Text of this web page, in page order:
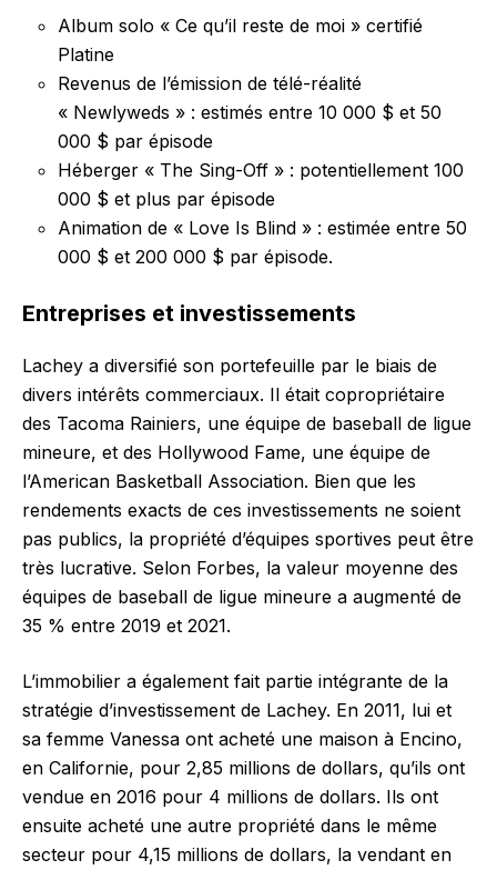
Album solo « Ce qu’il reste de moi » certifié
Platine
Revenus de l’émission de télé-réalité
« Newlyweds » : estimés entre 10 000 $ et 50
000 $ par épisode
Héberger « The Sing-Off » : potentiellement 100
000 $ et plus par épisode
Animation de « Love Is Blind » : estimée entre 50
000 $ et 200 000 $ par épisode.
Entreprises et investissements
Lachey a diversifié son portefeuille par le biais de
divers intérêts commerciaux. Il était copropriétaire
des Tacoma Rainiers, une équipe de baseball de ligue
mineure, et des Hollywood Fame, une équipe de
l’American Basketball Association. Bien que les
rendements exacts de ces investissements ne soient
pas publics, la propriété d’équipes sportives peut être
très lucrative. Selon Forbes, la valeur moyenne des
équipes de baseball de ligue mineure a augmenté de
35 % entre 2019 et 2021.
L’immobilier a également fait partie intégrante de la
stratégie d’investissement de Lachey. En 2011, lui et
sa femme Vanessa ont acheté une maison à Encino,
en Californie, pour 2,85 millions de dollars, qu’ils ont
vendue en 2016 pour 4 millions de dollars. Ils ont
ensuite acheté une autre propriété dans le même
secteur pour 4,15 millions de dollars, la vendant en